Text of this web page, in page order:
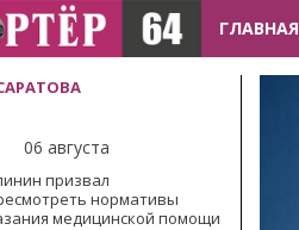
ГЛАВНАЯ
06 августа
призвал
нормативы
медицинской помощи